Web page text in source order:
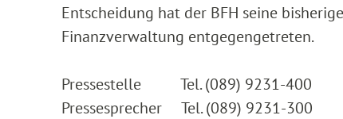
Entscheidung hat der BFH seine
Finanzverwaltung entgegengetreten.
Pressestelle Tel. (089) 9231-400
Pressesprecher Tel. (089) 9231-300